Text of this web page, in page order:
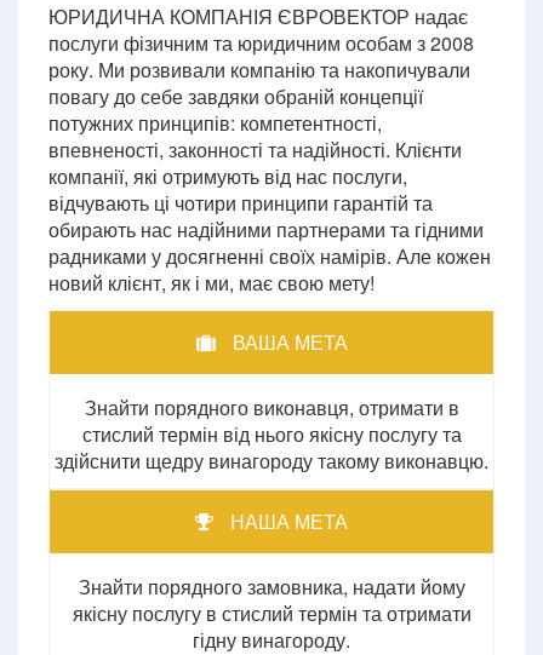
ЮРИДИЧНА КОМПАНІЯ ЄВРОВЕКТОР надає
послуги фізичним та юридичним особам з 2008
року. Ми розвивали компанію та накопичували
повагу до себе завдяки обраній концепції
потужних принципів: компетентності,
впевненості, законності та надійності. Клієнти
компанії, які отримують від нас послуги,
відчувають ці чотири принципи гарантій та
обирають нас надійними партнерами та гідними
радниками у досягненні своїх намірів. Але кожен
новий клієнт, як і ми, має свою мету!
ВАША МЕТА
Знайти порядного виконавця, отримати в
стислий термін від нього якісну послугу та
здійснити щедру винагороду такому виконавцю.
НАША МЕТА
Знайти порядного замовника, надати йому
якісну послугу в стислий термін та отримати
гідну винагороду.